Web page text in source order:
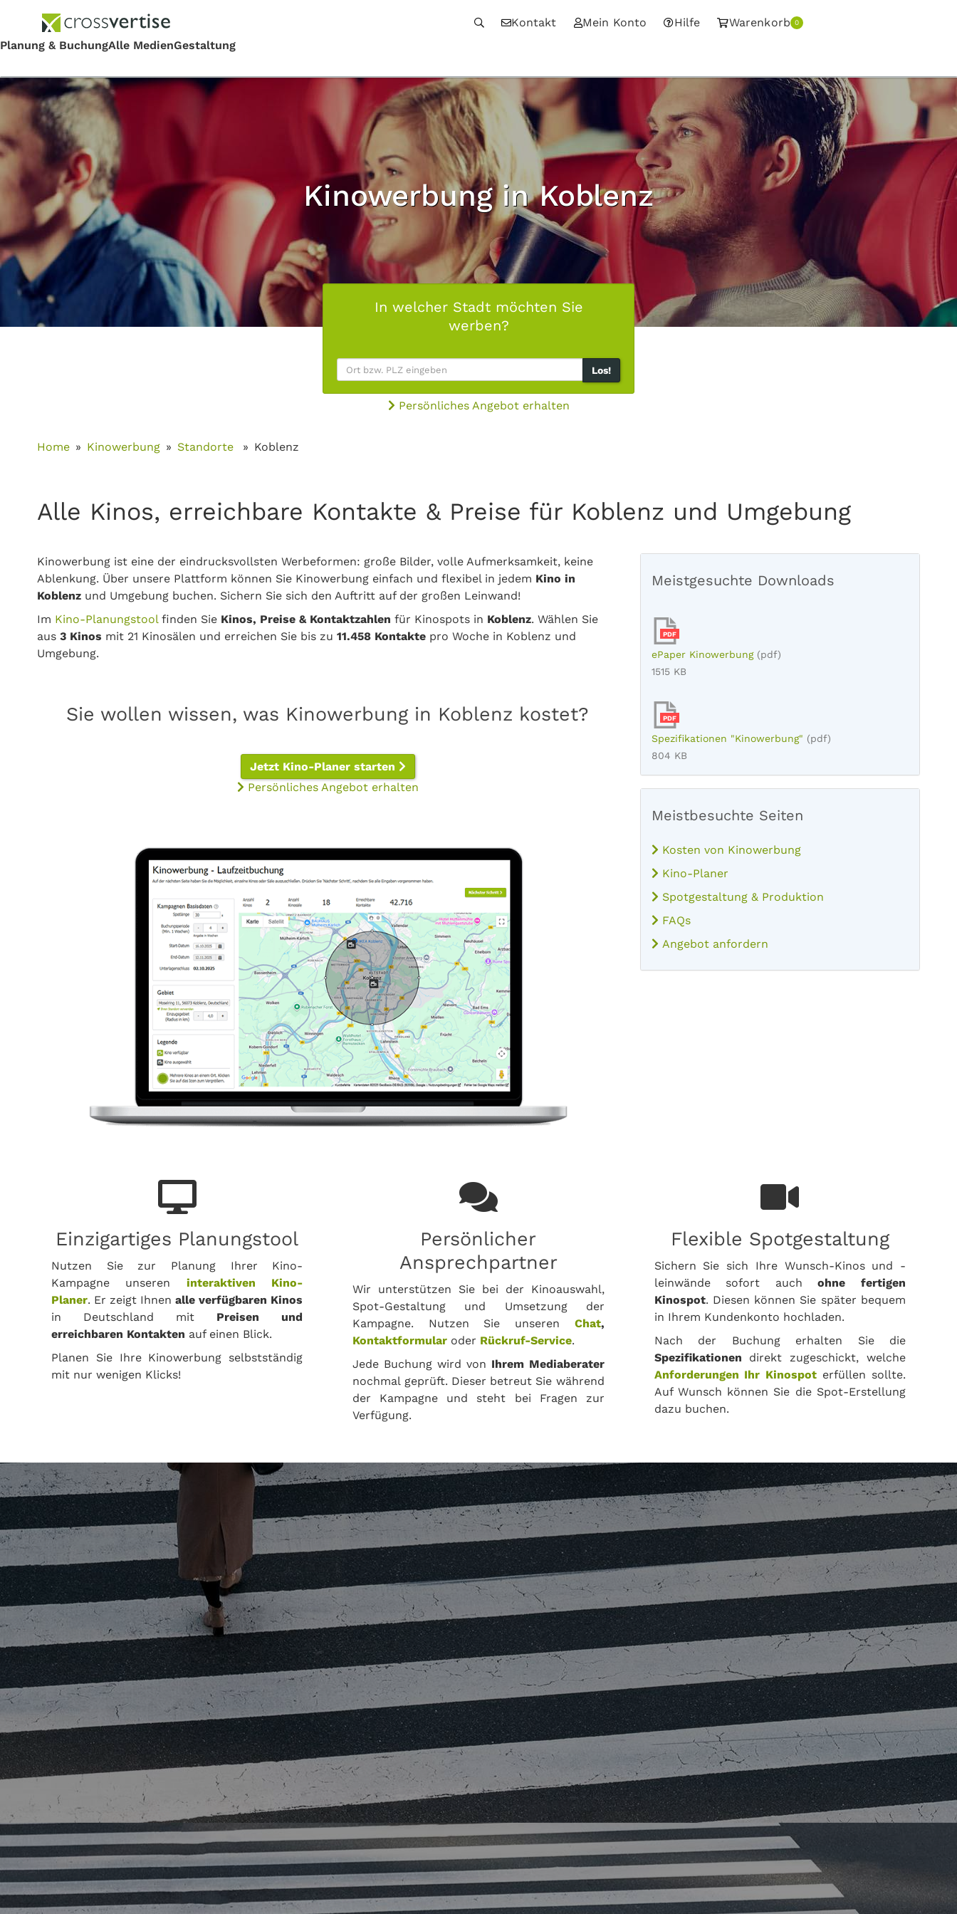
Kontakt Mein Konto Hilfe Warenkorb 0
Kinowerbung in Koblenz
In welcher Stadt möchten Sie
werben?
Los!
Persönliches Angebot erhalten
Home Kinowerbung Standorte Koblenz
Alle Kinos, erreichbare Kontakte & Preise für Koblenz und Umgebung
Kinowerbung ist eine der eindrucksvollsten Werbeformen: große Bilder, volle Aufmerksamkeit, keine
Ablenkung. Über unsere Plattform können Sie Kinowerbung einfach und flexibel in jedem Kino in
Koblenz und Umgebung buchen. Sichern Sie sich den Auftritt auf der großen Leinwand!
Im Kino-Planungstoolfinden Sie Kinos, Preise & Kontaktzahlen für Kinospots in Koblenz. Wählen Sie
aus 3 Kinos mit 21 Kinosälen und erreichen Sie bis zu 11.458 Kontakte pro Woche in Koblenz und
Umgebung.
Sie wollen wissen, was Kinowerbung in Koblenz kostet?
Jetzt Kino-Planer starten
Persönliches Angebot erhalten
Meistgesuchte Downloads
PDF
ePaper Kinowerbung (pdf)
1515 KB
PDF
Spezifikationen "Kinowerbung" (pdf)
804 KB
Meistbesuchte Seiten
Kosten von Kinowerbung
Kino-Planer
Spotgestaltung & Produktion
FAQs
Angebot anfordern
Einzigartiges Planungstool
Nutzen Sie zur Planung Ihrer Kino-
Kampagne unseren interaktiven Kino-
Planer. Er zeigt Ihnenalle verfügbaren Kinos
in Deutschland mit Preisen und
erreichbaren Kontakten auf einen Blick.
Planen Sie Ihre Kinowerbung selbstständig
mit nur wenigen Klicks!
Persönlicher
Ansprechpartner
Wir unterstützen Sie bei der Kinoauswahl,
Spot-Gestaltung und Umsetzung der
Kampagne. Nutzen Sie unseren Chat,
Kontaktformular oder Rückruf-Service.
Jede Buchung wird von Ihrem Mediaberater
nochmal geprüft. Dieser betreut Sie während
der Kampagne und steht bei Fragen zur
Verfügung.
Flexible Spotgestaltung
Sichern Sie sich Ihre Wunsch-Kinos und -
leinwände sofort auchohne fertigen
Kinospot. Diesen können Sie später bequem
in Ihrem Kundenkonto hochladen.
Nach der Buchung erhalten Sie die
Spezifikationen direkt zugeschickt, welche
Anforderungen Ihr Kinospot erfüllen sollte.
Auf Wunsch können Sie die Spot-Erstellung
dazu buchen.